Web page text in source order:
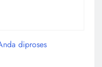
diproses